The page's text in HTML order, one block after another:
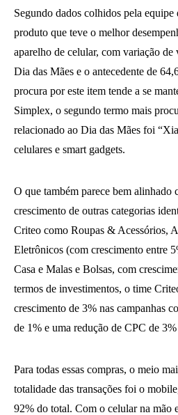
Segundo dados colhidos pela
produto que teve o melhor
aparelho de celular, com variação de
Dia das Mães e o antecedente de
procura por este item tende a se
Simplex, o segundo termo mais
relacionado ao Dia das Mães foi
celulares e smart gadgets.
O que também parece bem alinhado
crescimento de outras categorias
Criteo como Roupas & Acessórios,
Eletrônicos (com crescimento entre
Casa e Malas e Bolsas, com
termos de investimentos, o time
crescimento de 3% nas campanhas
de 1% e uma redução de CPC de
Para todas essas compras, o meio
totalidade das transações foi o
92% do total. Com o celular na mão